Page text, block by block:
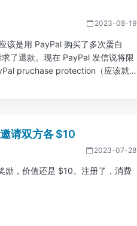
2023-08-19
该是用 PayPal 购买了多次蛋白
了退款。现在 PayPal 发信说将限
pruchase protection（应该就
请双方各 $10
2023-07-28
励，价值还是 $10。注册了，消费